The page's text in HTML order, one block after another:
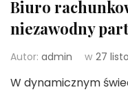
Biuro
niezawodny
Autor: admin w 27
W dynamicznym